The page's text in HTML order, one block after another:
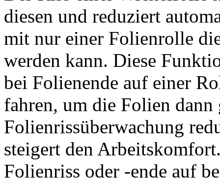
diesen und reduziert
mit nur einer Folienrolle
werden kann. Diese
bei Folienende auf einer
fahren, um die Folien dann
Folienrissüberwachung
steigert den
Folienriss oder -ende auf